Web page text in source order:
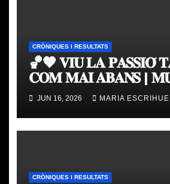
CRÒNIQUES I RESULTATS
🏀🧡 𝐕𝐈𝐔 𝐋𝐀 𝐏𝐀𝐒𝐒𝐈𝐎́
𝐂𝐎𝐌 𝐌𝐀𝐈 𝐀𝐁𝐀𝐍𝐒 |
𝐓𝐎𝐔𝐑 𝐕𝐀𝐋𝐄𝐍𝐂𝐈𝐀
JUN 16, 2026 MARIA
CRÒNIQUES I RESULTATS